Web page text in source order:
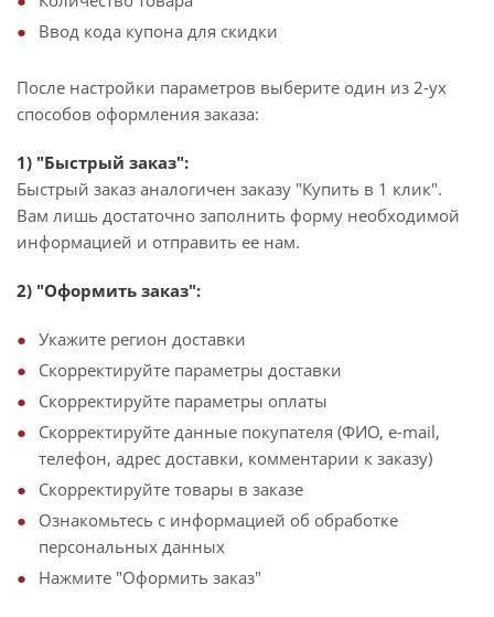
Ввод кода купона для скидки
После настройки параметров выберите один из 2-ух
способов оформления заказа:
1) "Быстрый заказ":
Быстрый заказ аналогичен заказу "Купить в 1 клик".
Вам лишь достаточно заполнить форму необходимой
информацией и отправить ее нам.
2) "Оформить заказ":
Укажите регион доставки
Скорректируйте параметры доставки
Скорректируйте параметры оплаты
Скорректируйте данные покупателя (ФИО, e-mail,
телефон, адрес доставки, комментарии к заказу)
Скорректируйте товары в заказе
Ознакомьтесь с информацией об обработке
персональных данных
Нажмите "Оформить заказ"